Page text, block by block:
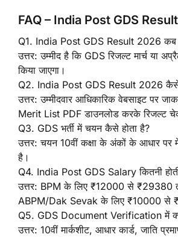
FAQ – India Post GDS
Q1. India Post GDS Result 2026 कब
उत्तर: उम्मीद है कि GDS रिजल्ट मार्च या
किया जाएगा।
Q2. India Post GDS Result 2026
उत्तर: उम्मीदवार आधिकारिक वेबसाइट पर
Merit List PDF डाउनलोड करके रिजल्ट
Q3. GDS भर्ती में चयन कैसे होता है?
उत्तर: चयन 10वीं कक्षा के अंकों के आधार पर
है।
Q4. India Post GDS Salary कितनी
उत्तर: BPM के लिए ₹12000 से
ABPM/Dak Sevak के लिए ₹10000 से
Q5. GDS Document Verification में
उत्तर: 10वीं मार्कशीट, आधार कार्ड, जाति